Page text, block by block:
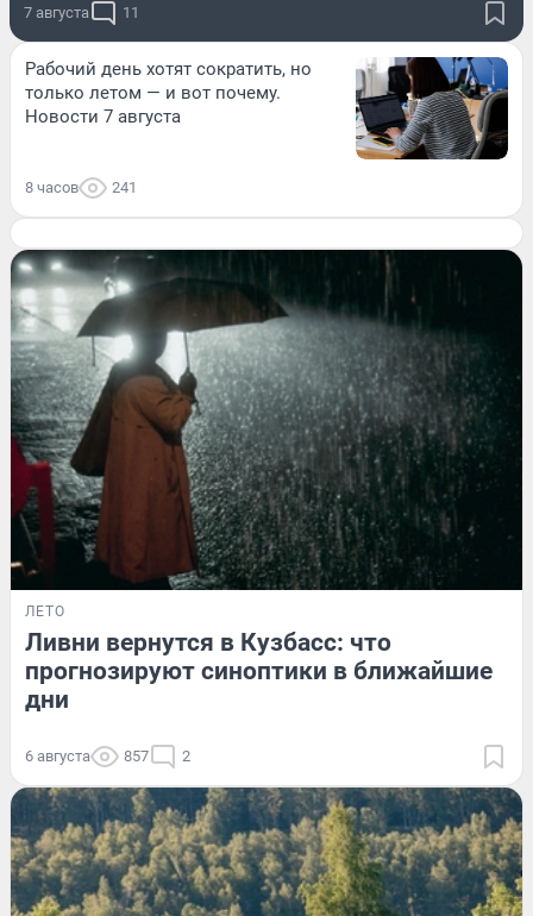
7 августа 11
Рабочий день хотят сократить, но
только летом — и вот почему.
Новости 7 августа
8 часов 241
ЛЕТО
Ливни вернутся в Кузбасс: что
прогнозируют синоптики в ближайшие
дни
6 августа 857 2